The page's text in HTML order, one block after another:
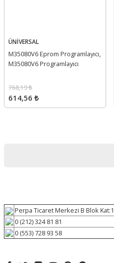
ÜNİVERSAL
M35080V6 Eprom Programlayıcı,
M35080V6 Programlayıcı
614,56 ₺
768,19 ₺
Perpa Ticaret Merkezi B Blok
0 (212) 324 81 81
0 (553) 728 93 58